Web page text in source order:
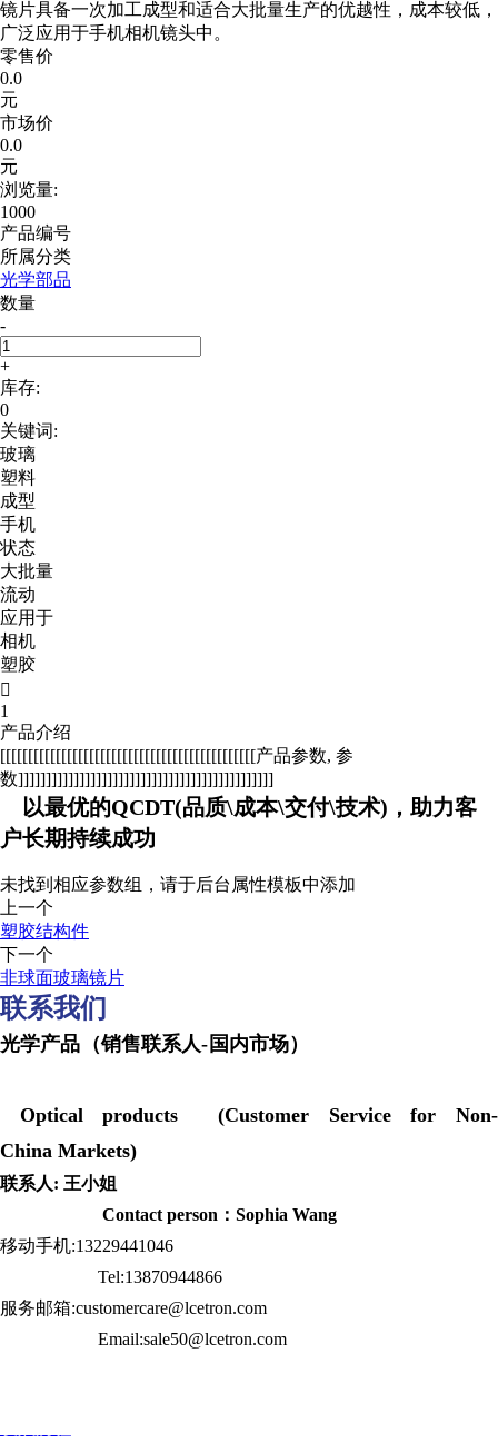
镜片具备一次加工成型和适合大批量生产的优越性，成本较低，
广泛应用于手机相机镜头中。
零售价
0.0
元
市场价
0.0
元
浏览量:
1000
产品编号
所属分类
光学部品
数量
-
+
库存:
0
关键词:
玻璃
塑料
成型
手机
状态
大批量
流动
应用于
相机
塑胶

1
产品介绍
[[[[[[[[[[[[[[[[[[[[[[[[[[[[[[[[[[[[[[[[[[[[[[产品参数, 参
数]]]]]]]]]]]]]]]]]]]]]]]]]]]]]]]]]]]]]]]]]]]]]]
以最优的QCDT(品质\成本\交付\技术)，助力客
户长期持续成功
未找到相应参数组，请于后台属性模板中添加
上一个
塑胶结构件
下一个
非球面玻璃镜片
联系我们
光学产品（销售联系人-国内市场）
Optical products (Customer Service for Non-
China Markets)
联系人: 王小姐
Contact person：Sophia Wang
移动手机:13229441046
Tel:13870944866
服务邮箱:customercare@lcetron.com
Email:sale50@lcetron.com